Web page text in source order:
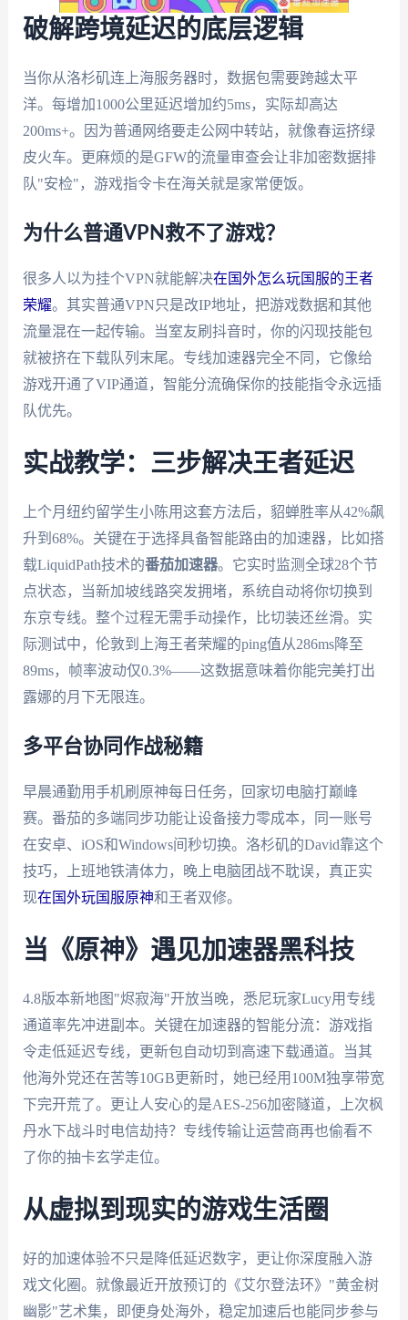
破解跨境延迟的底层逻辑
当你从洛杉矶连上海服务器时，数据包需要跨越太平
洋。每增加1000公里延迟增加约5ms，实际却高达
200ms+。因为普通网络要走公网中转站，就像春运挤绿
皮火车。更麻烦的是GFW的流量审查会让非加密数据排
队"安检"，游戏指令卡在海关就是家常便饭。
为什么普通VPN救不了游戏？
很多人以为挂个VPN就能解决在国外怎么玩国服的王者
荣耀。其实普通VPN只是改IP地址，把游戏数据和其他
流量混在一起传输。当室友刷抖音时，你的闪现技能包
就被挤在下载队列末尾。专线加速器完全不同，它像给
游戏开通了VIP通道，智能分流确保你的技能指令永远插
队优先。
实战教学：三步解决王者延迟
上个月纽约留学生小陈用这套方法后，貂蝉胜率从42%飙
升到68%。关键在于选择具备智能路由的加速器，比如搭
载LiquidPath技术的番茄加速器。它实时监测全球28个节
点状态，当新加坡线路突发拥堵，系统自动将你切换到
东京专线。整个过程无需手动操作，比切装还丝滑。实
际测试中，伦敦到上海王者荣耀的ping值从286ms降至
89ms，帧率波动仅0.3%——这数据意味着你能完美打出
露娜的月下无限连。
多平台协同作战秘籍
早晨通勤用手机刷原神每日任务，回家切电脑打巅峰
赛。番茄的多端同步功能让设备接力零成本，同一账号
在安卓、iOS和Windows间秒切换。洛杉矶的David靠这个
技巧，上班地铁清体力，晚上电脑团战不耽误，真正实
现在国外玩国服原神和王者双修。
当《原神》遇见加速器黑科技
4.8版本新地图"烬寂海"开放当晚，悉尼玩家Lucy用专线
通道率先冲进副本。关键在加速器的智能分流：游戏指
令走低延迟专线，更新包自动切到高速下载通道。当其
他海外党还在苦等10GB更新时，她已经用100M独享带宽
下完开荒了。更让人安心的是AES-256加密隧道，上次枫
丹水下战斗时电信劫持？专线传输让运营商再也偷看不
了你的抽卡玄学走位。
从虚拟到现实的游戏生活圈
好的加速体验不只是降低延迟数字，更让你深度融入游
戏文化圈。就像最近开放预订的《艾尔登法环》"黄金树
幽影"艺术集，即便身处海外，稳定加速后也能同步参与